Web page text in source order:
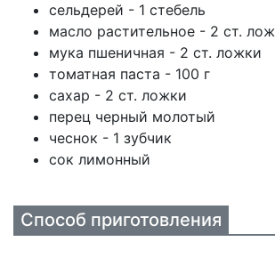
сельдерей - 1 стебель
масло растительное - 2 ст.
мука пшеничная - 2 ст. ложки
томатная паста - 100 г
сахар - 2 ст. ложки
перец черный молотый
чеснок - 1 зубчик
сок лимонный
Способ приготовления